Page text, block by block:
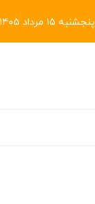
پنجشنبه ۱۵ مرداد ۱۴۰۵